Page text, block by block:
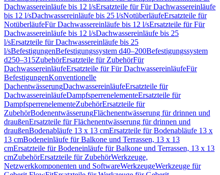
Dachwassereinläufe bis 12 l/sErsatzteile für Für Dachwassereinläufe
bis 12 l/sDachwassereinläufe bis 25 l/sNotüberläufeErsatzteile für
NotüberläufeFür Dachwassereinläufe bis 12 l/sErsatzteile für Für
Dachwassereinläufe bis 12 l/sDachwassereinläufe bis 25
l/sErsatzteile für Dachwassereinläufe bis 25
l/sBefestigungenBefestigungssystem d40–200Befestigungssystem
d250–315ZubehörErsatzteile für ZubehörFür
DachwassereinläufeErsatzteile für Für DachwassereinläufeFür
BefestigungenKonventionelle
DachentwässerungDachwassereinläufeErsatzteile für
DachwassereinläufeDampfsperrenelementeErsatzteile für
DampfsperrenelementeZubehörErsatzteile für
ZubehörBodenentwässerungFlächenentwässerung für drinnen und
draußenErsatzteile für Flächenentwässerung für drinnen und
draußenBodenabläufe 13 x 13 cmErsatzteile für Bodenabläufe 13 x
13 cmBodeneinläufe für Balkone und Terrassen, 13 x 13
cmErsatzteile für Bodeneinläufe für Balkone und Terrassen, 13 x 13
cmZubehörErsatzteile für ZubehörWerkzeuge,
Netzwerkkomponenten und SoftwareWerkzeugeWerkzeuge für